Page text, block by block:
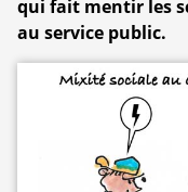
qui fait mentir les
au service public.